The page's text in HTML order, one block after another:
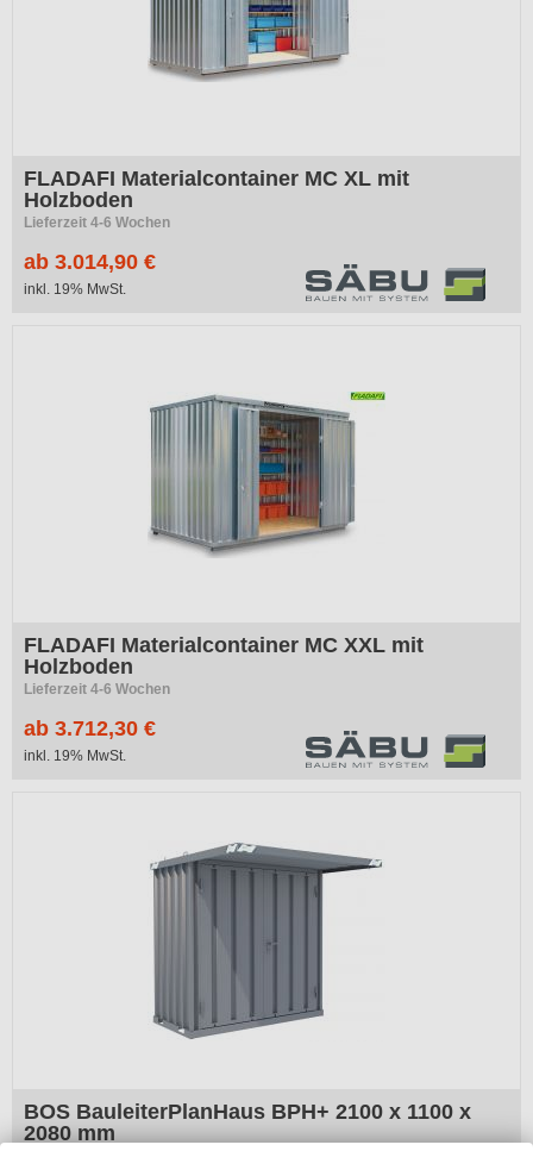
FLADAFI Materialcontainer MC XL mit
Holzboden
Lieferzeit 4-6 Wochen
ab 3.014,90 €
inkl. 19% MwSt.
FLADAFI Materialcontainer MC XXL mit
Holzboden
Lieferzeit 4-6 Wochen
ab 3.712,30 €
inkl. 19% MwSt.
BOS BauleiterPlanHaus BPH+ 2100 x 1100 x
2080 mm